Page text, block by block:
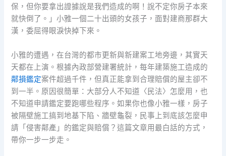
保，但你要拿出證據說是我們造成的啊！說不定你房子本來
就快倒了。」小雅一個二十出頭的女孩子，面對建商那群大
漢，委屈得眼淚快掉下來。
小雅的遭遇，在台灣的都市更新與新建案工地旁邊，其實天
天都在上演。根據內政部營建署統計，每年建築施工造成的
鄰損鑑定案件超過千件，但真正能拿到合理賠償的屋主卻不
到一半。原因很簡單：大部分人不知道〈民法〉怎麼用，也
不知道申請鑑定要跑哪些程序。如果你也像小雅一樣，房子
被隔壁施工搞到地基下陷、牆壁龜裂，民事上到底該怎麼申
請「侵害鄰產」的鑑定與賠償？這篇文章用最白話的方式，
帶你一步一步走。